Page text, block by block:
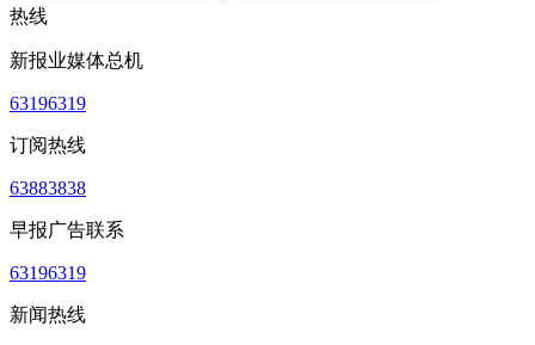
热线
新报业媒体总机
63196319
订阅热线
63883838
早报广告联系
63196319
新闻热线